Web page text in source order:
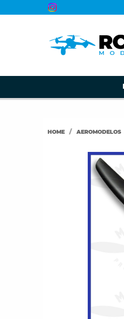
HOME AEROMODELOS